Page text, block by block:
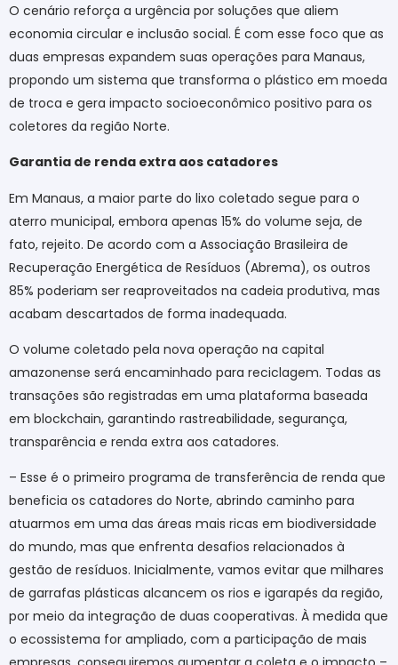
O cenário reforça a urgência por soluções que aliem
economia circular e inclusão social. É com esse foco que as
duas empresas expandem suas operações para Manaus,
propondo um sistema que transforma o plástico em moeda
de troca e gera impacto socioeconômico positivo para os
coletores da região Norte.
Garantia de renda extra aos catadores
Em Manaus, a maior parte do lixo coletado segue para o
aterro municipal, embora apenas 15% do volume seja, de
fato, rejeito. De acordo com a Associação Brasileira de
Recuperação Energética de Resíduos (Abrema), os outros
85% poderiam ser reaproveitados na cadeia produtiva, mas
acabam descartados de forma inadequada.
O volume coletado pela nova operação na capital
amazonense será encaminhado para reciclagem. Todas as
transações são registradas em uma plataforma baseada
em blockchain, garantindo rastreabilidade, segurança,
transparência e renda extra aos catadores.
– Esse é o primeiro programa de transferência de renda que
beneficia os catadores do Norte, abrindo caminho para
atuarmos em uma das áreas mais ricas em biodiversidade
do mundo, mas que enfrenta desafios relacionados à
gestão de resíduos. Inicialmente, vamos evitar que milhares
de garrafas plásticas alcancem os rios e igarapés da região,
por meio da integração de duas cooperativas. À medida que
o ecossistema for ampliado, com a participação de mais